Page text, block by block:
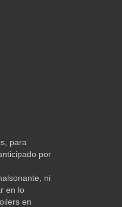
para
por
ni
en lo
en